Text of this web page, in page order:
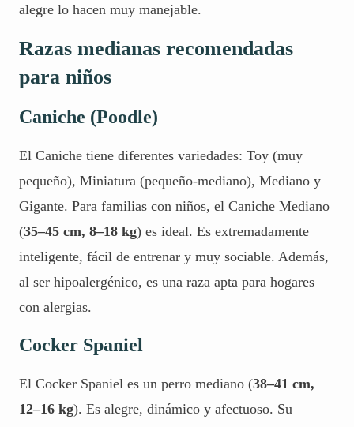
alegre lo hacen muy manejable.
Razas medianas recomendadas
para niños
Caniche (Poodle)
El Caniche tiene diferentes variedades: Toy (muy
pequeño), Miniatura (pequeño-mediano), Mediano y
Gigante. Para familias con niños, el Caniche Mediano
(35–45 cm, 8–18 kg) es ideal. Es extremadamente
inteligente, fácil de entrenar y muy sociable. Además,
al ser hipoalergénico, es una raza apta para hogares
con alergias.
Cocker Spaniel
El Cocker Spaniel es un perro mediano (38–41 cm,
12–16 kg). Es alegre, dinámico y afectuoso. Su